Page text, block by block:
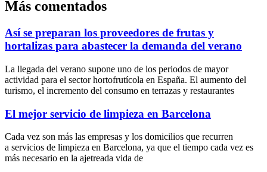
Más comentados
Así se preparan los proveedores de frutas y
hortalizas para abastecer la demanda del verano
La llegada del verano supone uno de los periodos de mayor
actividad para el sector hortofrutícola en España. El aumento del
turismo, el incremento del consumo en terrazas y restaurantes
El mejor servicio de limpieza en Barcelona
Cada vez son más las empresas y los domicilios que recurren
a servicios de limpieza en Barcelona, ya que el tiempo cada vez es
más necesario en la ajetreada vida de